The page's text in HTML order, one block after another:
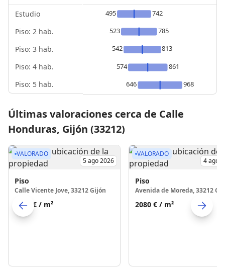
Estudio
Piso: 2 hab.
Piso: 3 hab.
Piso: 4 hab.
Piso: 5 hab.
495
742
523
785
542
813
574
861
646
968
Últimas valoraciones cerca de Calle
Honduras, Gijón (33212)
VALORADO
5 ago 2026
Piso
Calle Vicente Jove, 33212 Gijón
2821 € / m²
VALORADO
4 ago
Piso
Avenida de Moreda, 33212
2080 € / m²